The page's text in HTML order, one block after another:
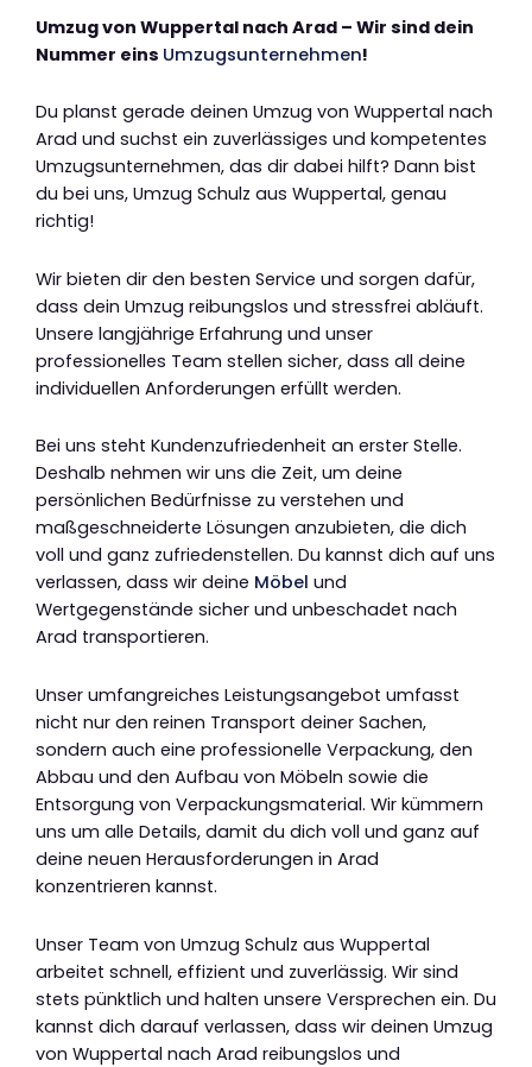
Umzug von Wuppertal nach Arad – Wir sind dein
Nummer eins Umzugsunternehmen!
Du planst gerade deinen Umzug von Wuppertal nach
Arad und suchst ein zuverlässiges und kompetentes
Umzugsunternehmen, das dir dabei hilft? Dann bist
du bei uns, Umzug Schulz aus Wuppertal, genau
richtig!
Wir bieten dir den besten Service und sorgen dafür,
dass dein Umzug reibungslos und stressfrei abläuft.
Unsere langjährige Erfahrung und unser
professionelles Team stellen sicher, dass all deine
individuellen Anforderungen erfüllt werden.
Bei uns steht Kundenzufriedenheit an erster Stelle.
Deshalb nehmen wir uns die Zeit, um deine
persönlichen Bedürfnisse zu verstehen und
maßgeschneiderte Lösungen anzubieten, die dich
voll und ganz zufriedenstellen. Du kannst dich auf uns
verlassen, dass wir deine Möbel und
Wertgegenstände sicher und unbeschadet nach
Arad transportieren.
Unser umfangreiches Leistungsangebot umfasst
nicht nur den reinen Transport deiner Sachen,
sondern auch eine professionelle Verpackung, den
Abbau und den Aufbau von Möbeln sowie die
Entsorgung von Verpackungsmaterial. Wir kümmern
uns um alle Details, damit du dich voll und ganz auf
deine neuen Herausforderungen in Arad
konzentrieren kannst.
Unser Team von Umzug Schulz aus Wuppertal
arbeitet schnell, effizient und zuverlässig. Wir sind
stets pünktlich und halten unsere Versprechen ein. Du
kannst dich darauf verlassen, dass wir deinen Umzug
von Wuppertal nach Arad reibungslos und